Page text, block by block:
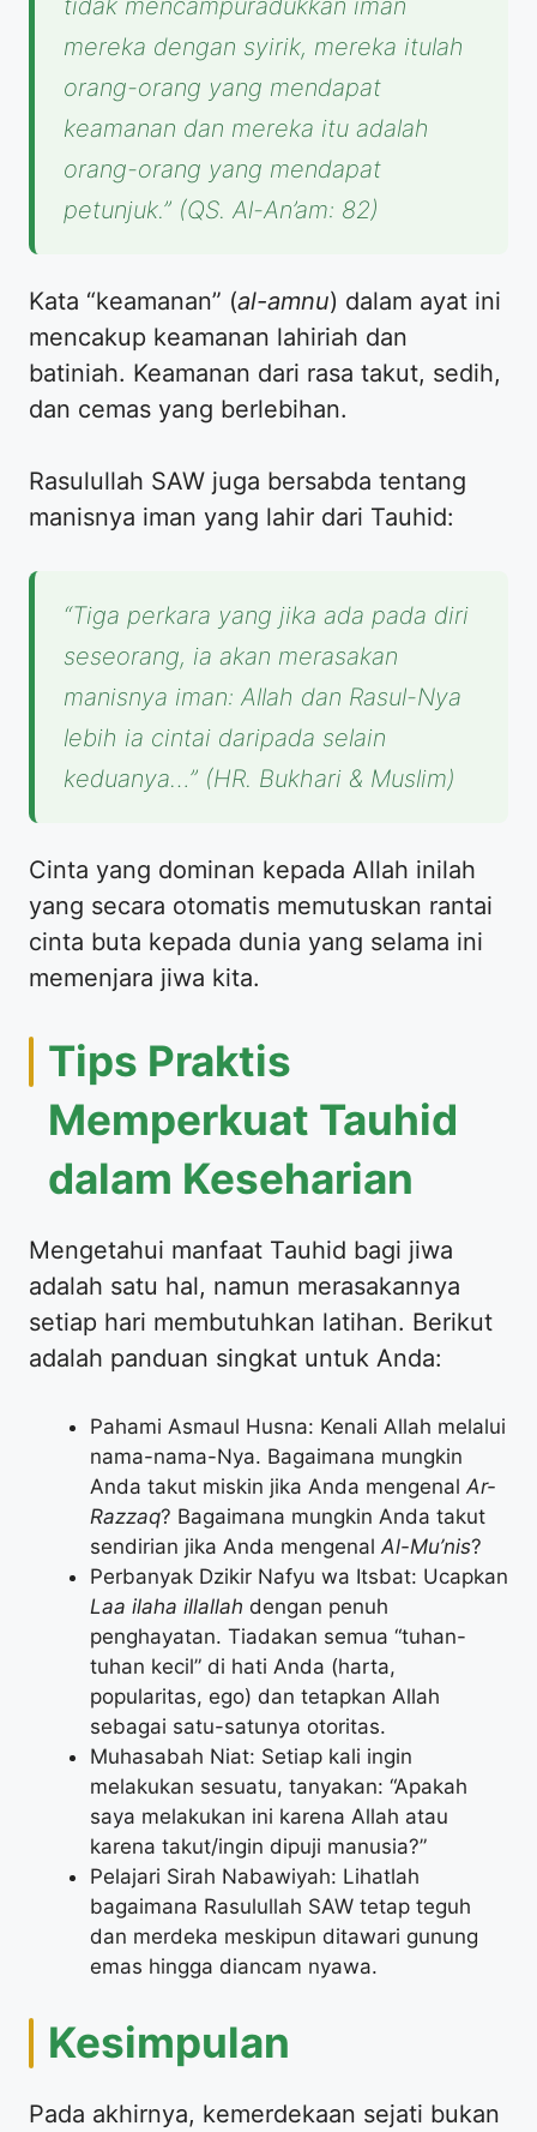
tidak mencampuradukkan iman
mereka dengan syirik, mereka itulah
orang-orang yang mendapat
keamanan dan mereka itu adalah
orang-orang yang mendapat
petunjuk.” (QS. Al-An’am: 82)
Kata “keamanan” (al-amnu) dalam ayat ini
mencakup keamanan lahiriah dan
batiniah. Keamanan dari rasa takut, sedih,
dan cemas yang berlebihan.
Rasulullah SAW juga bersabda tentang
manisnya iman yang lahir dari Tauhid:
“Tiga perkara yang jika ada pada diri
seseorang, ia akan merasakan
manisnya iman: Allah dan Rasul-Nya
lebih ia cintai daripada selain
keduanya…” (HR. Bukhari & Muslim)
Cinta yang dominan kepada Allah inilah
yang secara otomatis memutuskan rantai
cinta buta kepada dunia yang selama ini
memenjara jiwa kita.
Tips Praktis
Memperkuat Tauhid
dalam Keseharian
Mengetahui manfaat Tauhid bagi jiwa
adalah satu hal, namun merasakannya
setiap hari membutuhkan latihan. Berikut
adalah panduan singkat untuk Anda:
Pahami Asmaul Husna: Kenali Allah melalui
nama-nama-Nya. Bagaimana mungkin
Anda takut miskin jika Anda mengenalAr-
Razzaq? Bagaimana mungkin Anda takut
sendirian jika Anda mengenalAl-Mu’nis?
Perbanyak Dzikir Nafyu wa Itsbat: Ucapkan
Laa ilaha illallah dengan penuh
penghayatan. Tiadakan semua “tuhan-
tuhan kecil” di hati Anda (harta,
popularitas, ego) dan tetapkan Allah
sebagai satu-satunya otoritas.
Muhasabah Niat: Setiap kali ingin
melakukan sesuatu, tanyakan: “Apakah
saya melakukan ini karena Allah atau
karena takut/ingin dipuji manusia?”
Pelajari Sirah Nabawiyah: Lihatlah
bagaimana Rasulullah SAW tetap teguh
dan merdeka meskipun ditawari gunung
emas hingga diancam nyawa.
Kesimpulan
Pada akhirnya, kemerdekaan sejati bukan